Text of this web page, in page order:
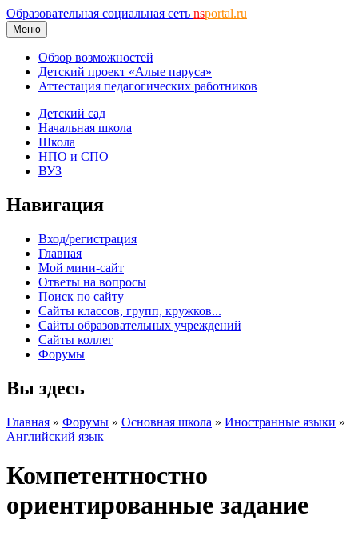
Образовательная социальная сеть nsportal.ru
Меню
Обзор возможностей
Детский проект «Алые паруса»
Аттестация педагогических работников
Детский сад
Начальная школа
Школа
НПО и СПО
ВУЗ
Навигация
Вход/регистрация
Главная
Мой мини-сайт
Ответы на вопросы
Поиск по сайту
Сайты классов, групп, кружков...
Сайты образовательных учреждений
Сайты коллег
Форумы
Вы здесь
Главная » Форумы » Основная школа » Иностранные языки »
Английский язык
Компетентностно
ориентированные задание